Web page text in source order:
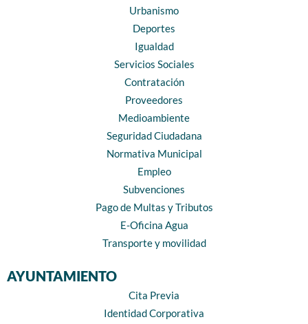
Urbanismo
Deportes
Igualdad
Servicios Sociales
Contratación
Proveedores
Medioambiente
Seguridad Ciudadana
Normativa Municipal
Empleo
Subvenciones
Pago de Multas y Tributos
E-Oficina Agua
Transporte y movilidad
AYUNTAMIENTO
Cita Previa
Identidad Corporativa